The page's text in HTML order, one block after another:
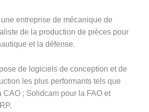
entreprise de mécanique de
de la production de pièces pour
et la défense.
de logiciels de conception et de
les plus performants tels que
CAO ; Solidcam pour la FAO et